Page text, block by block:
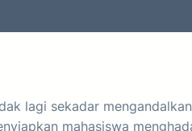
lagi sekadar
mahasiswa